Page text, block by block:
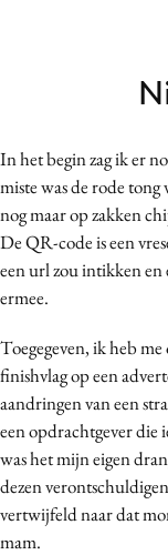
Artificial Intelligence
Campagnes
Carriere
Contentmarketing
Craft
Customer Experience
Design
Digital transformation
Diversiteit
Effectiviteit
Gedragsverandering
Influencer marketing
In het begin zag ik er
miste was de rode tong
nog maar op zakken
De QR-code is een
een url zou intikken en
ermee.
Toegegeven, ik heb
finishvlag op een
aandringen van een
een opdrachtgever die
was het mijn eigen
dezen
vertwijfeld naar dat
mam.